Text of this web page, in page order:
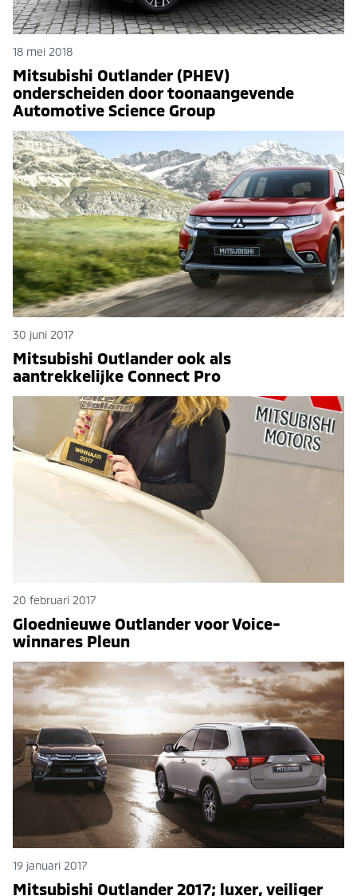
18 mei 2018
Mitsubishi Outlander (PHEV)
onderscheiden door toonaangevende
Automotive Science Group
30 juni 2017
Mitsubishi Outlander ook als
aantrekkelijke Connect Pro
20 februari 2017
Gloednieuwe Outlander voor Voice-
winnares Pleun
19 januari 2017
Mitsubishi Outlander 2017; luxer, veiliger